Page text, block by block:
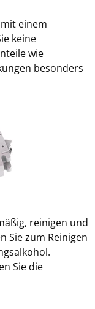
einem
keine
wie
besonders
reinigen und
Sie zum Reinigen
Sie die